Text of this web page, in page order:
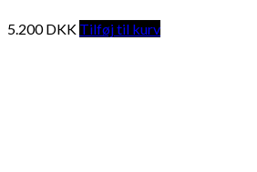
5.200DKK Tilføj til kurv